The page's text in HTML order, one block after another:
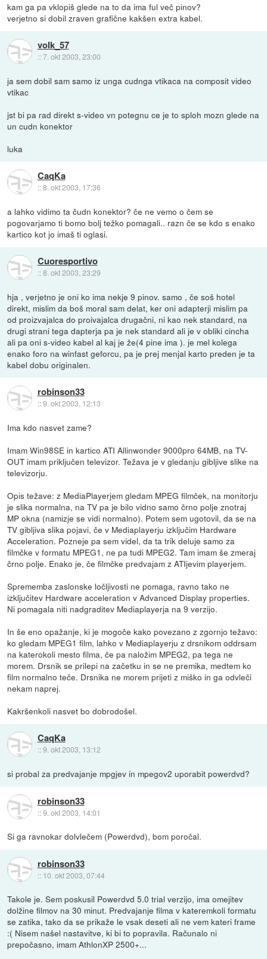
kam ga pa vklopiš glede na to da ima ful več pinov?
verjetno si dobil zraven grafične kakšen extra kabel.
volk_57
::7. okt 2003, 23:00
ja sem dobil sam samo iz unga cudnga vtikaca na composit video
vtikac
jst bi pa rad direkt s-video vn potegnu ce je to sploh mozn glede na
un cudn konektor
luka
CaqKa
::8. okt 2003, 17:36
a lahko vidimo ta čudn konektor? če ne vemo o čem se
pogovarjamo ti bomo bolj težko pomagali.. razn če se kdo s enako
kartico kot jo imaš ti oglasi.
Cuoresportivo
::8. okt 2003, 23:29
hja , verjetno je oni ko ima nekje 9 pinov. samo , če soš hotel
direkt, mislim da boš moral sam delat, ker oni adapterji mislim pa
od proizvajalca do proivajalca drugačni, ni kao nek standard, na
drugi strani tega dapterja pa je nek standard ali je v obliki cincha
ali pa oni s-video kabel al kaj je že(4 pine ima ). je mel kolega
enako foro na winfast geforcu, pa je prej menjal karto preden je ta
kabel dobu originalen.
robinson33
::9. okt 2003, 12:13
Ima kdo nasvet zame?
Imam Win98SE in kartico ATI Allinwonder 9000pro 64MB, na TV-
OUT imam priključen televizor. Težava je v gledanju gibljive slike na
televizorju.
Opis težave: z MediaPlayerjem gledam MPEG filmček, na monitorju
je slika normalna, na TV pa je bilo vidno samo črno polje znotraj
MP okna (namizje se vidi normalno). Potem sem ugotovil, da se na
TV gibljiva slika pojavi, če v Mediaplayerju izključim Hardware
Acceleration. Pozneje pa sem videl, da ta trik deluje samo za
filmčke v formatu MPEG1, ne pa tudi MPEG2. Tam imam še zmeraj
črno polje. Enako je, če filmčke predvajam z ATIjevim playerjem.
Sprememba zaslonske ločljivosti ne pomaga, ravno tako ne
izključitev Hardware acceleration v Advanced Display properties.
Ni pomagala niti nadgraditev Mediaplayerja na 9 verzijo.
In še eno opažanje, ki je mogoče kako povezano z zgornjo težavo:
ko gledam MPEG1 film, lahko v Mediaplayerju z drsnikom oddrsam
na katerokoli mesto filma, če pa naložim MPEG2, pa tega ne
morem. Drsnik se prilepi na začetku in se ne premika, medtem ko
film normalno teče. Drsnika ne morem prijeti z miško in ga odvleči
nekam naprej.
Kakršenkoli nasvet bo dobrodošel.
CaqKa
::9. okt 2003, 13:12
si probal za predvajanje mpgjev in mpegov2 uporabit powerdvd?
robinson33
::9. okt 2003, 14:01
Si ga ravnokar dolvlečem (Powerdvd), bom poročal.
robinson33
:: 10. okt 2003, 07:44
Takole je. Sem poskusil Powerdvd 5.0 trial verzijo, ima omejitev
dolžine filmov na 30 minut. Predvajanje filma v kateremkoli formatu
se zatika, tako da se prikaže le vsak deseti ali ne vem kateri frame
:( Nisem našel nastavitve, ki bi to popravila. Računalo ni
prepočasno, imam AthlonXP 2500+...